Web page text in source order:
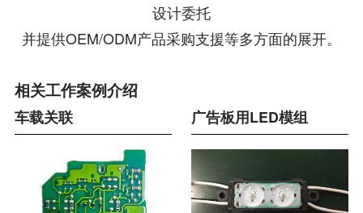
设计委托
并提供OEM/ODM产品采购支援等多方面的展开。
相关工作案例介绍
车载关联 广告板用LED模组